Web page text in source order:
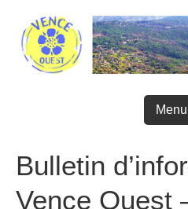
content
Bulletin
Vence Ouest